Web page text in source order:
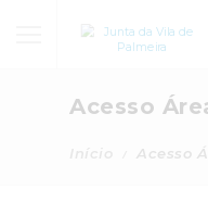
Acesso
Acesso